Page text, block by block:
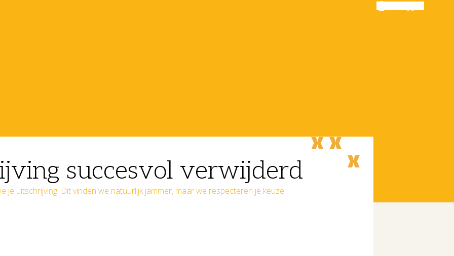
succesvol verwijderd
je uitschrijving. Dit vinden we natuurlijk jammer, maar we respecteren je keuze!